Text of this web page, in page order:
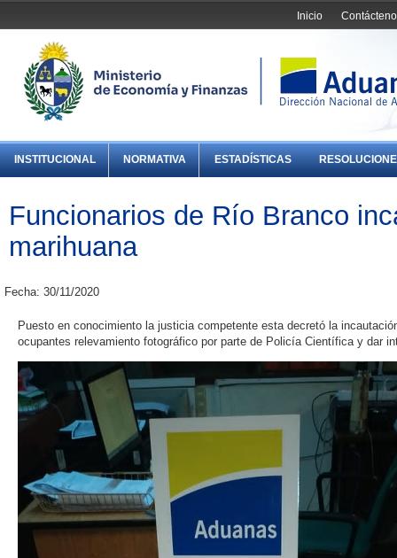
Inicio
INSTITUCIONAL NORMATIVA ESTADÍSTICAS
Funcionarios de Río Branco
marihuana
Fecha: 30/11/2020
Puesto en conocimiento la justicia competente esta decretó la
ocupantes relevamiento fotográfico por parte de Policía Científica y dar